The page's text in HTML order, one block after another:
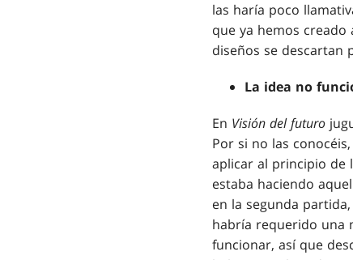
las haría poco
que ya hemos
diseños se descartan
La idea no
En Visión del futuro
Por si no las
aplicar al principio de
estaba haciendo
en la segunda
habría requerido una
funcionar, así que